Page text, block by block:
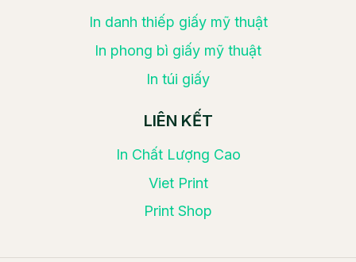
In danh thiếp giấy mỹ thuật
In phong bì giấy mỹ thuật
In túi giấy
LIÊN KẾT
In Chất Lượng Cao
Viet Print
Print Shop